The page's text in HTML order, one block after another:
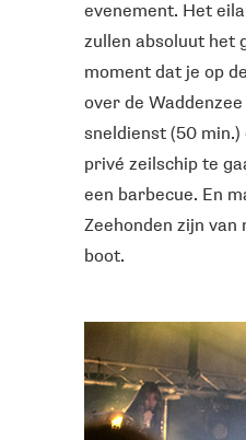
evenement. Het
zullen absoluut het
moment dat je op
over de
sneldienst (50
privé zeilschip te
een barbecue. En
Zeehonden zijn
boot.